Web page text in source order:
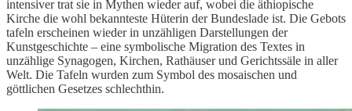
intensiver trat sie in Mythen wieder auf, wobei die äthiopische
Kirche die wohl bekannteste Hüterin der Bundeslade ist. Die Gebots
tafeln erscheinen wieder in unzähligen Darstellungen der
Kunstgeschichte – eine symbolische Migration des Textes in
unzählige Synagogen, Kirchen, Rathäuser und Gerichtssäle in aller
Welt. Die Tafeln wurden zum Symbol des mosaischen und
göttlichen Gesetzes schlechthin.